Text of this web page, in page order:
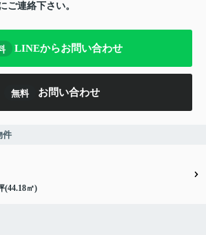
ご連絡下さい。
LINEからお問い合わせ
無料 お問い合わせ
件
(44.18㎡)